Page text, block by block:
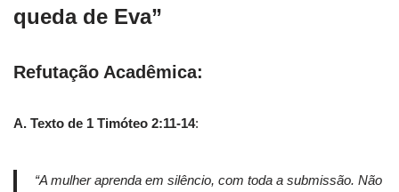
queda de Eva”
Refutação Acadêmica:
A. Texto de 1 Timóteo 2:11-14:
“A mulher aprenda em silêncio, com toda a submissão. Não